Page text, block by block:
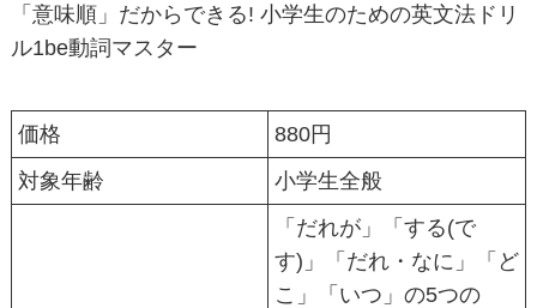
「意味順」だからできる! 小学生のための英文法ドリ
ル1be動詞マスター
価格
880円
対象年齢
小学生全般
「だれが」「する(で
す)」「だれ・なに」「ど
こ」「いつ」の5つの